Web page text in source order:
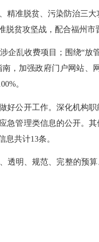
精准脱贫、污染防治三
贫攻坚战，配合福州市
企乱收费项目；围绕“放
，加强政府门户网站、
。
好公开工作。深化机构
管理类信息的公开。
共计13条。
明、规范、完整的预算